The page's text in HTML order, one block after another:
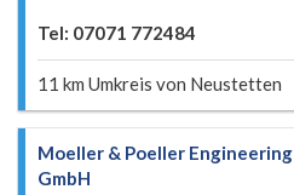
Tel: 07071 772484
11 km Umkreis von Neustetten
Moeller & Poeller Engineering
GmbH